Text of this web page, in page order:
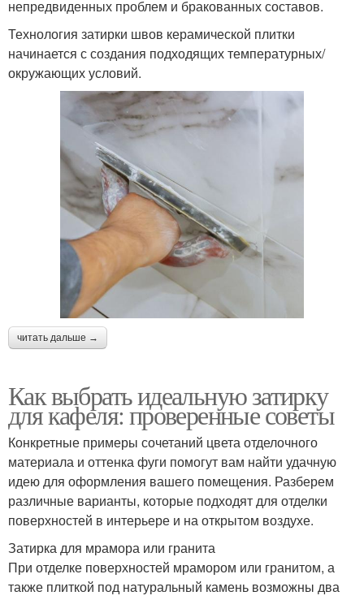
непредвиденных проблем и бракованных составов.
Технология затирки швов керамической плитки
начинается с создания подходящих температурных/
окружающих условий.
читать дальше →
Как выбрать идеальную затирку
для кафеля: проверенные советы
Конкретные примеры сочетаний цвета отделочного
материала и оттенка фуги помогут вам найти удачную
идею для оформления вашего помещения. Разберем
различные варианты, которые подходят для отделки
поверхностей в интерьере и на открытом воздухе.
Затирка для мрамора или гранита
При отделке поверхностей мрамором или гранитом, а
также плиткой под натуральный камень возможны два